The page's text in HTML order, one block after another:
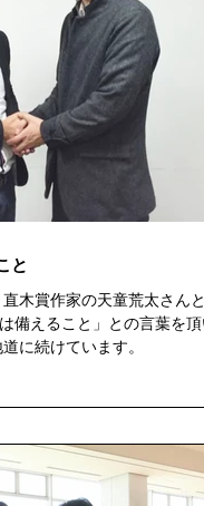
と
木賞作家の天童荒太さんと
備えること」との言葉を頂
に続けています。